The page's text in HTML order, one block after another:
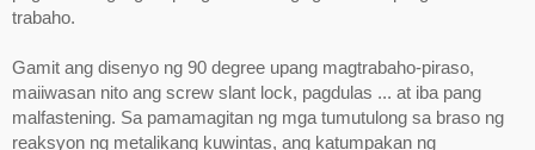
trabaho.
Gamit ang disenyo ng 90 degree upang magtrabaho-piraso,
maiiwasan nito ang screw slant lock, pagdulas ... at iba pang
malfastening. Sa pamamagitan ng mga tumutulong sa braso ng
reaksyon ng metalikang kuwintas, ang katumpakan ng